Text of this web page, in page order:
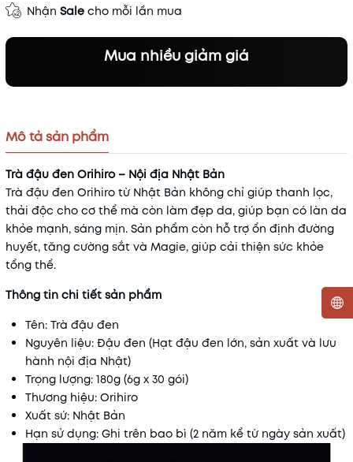
Nhận Sale cho mỗi lần mua
Mua nhiều giảm giá
Mã khuyến mãi:
Điều kiện:
Mô tả sản phẩm
Trà đậu đen Orihiro – Nội địa Nhật Bản
Trà đậu đen Orihiro từ Nhật Bản không chỉ giúp thanh lọc,
thải độc cho cơ thể mà còn làm đẹp da, giúp bạn có làn da
khỏe mạnh, sáng mịn. Sản phẩm còn hỗ trợ ổn định đường
huyết, tăng cường sắt và Magie, giúp cải thiện sức khỏe
tổng thể.
Thông tin chi tiết sản phẩm
Tên: Trà đậu đen
Nguyên liệu: Đậu đen (Hạt đậu đen lớn, sản xuất và lưu
hành nội địa Nhật)
Trọng lượng: 180g (6g x 30 gói)
Thương hiệu: Orihiro
Xuất sứ: Nhật Bản
Hạn sử dụng: Ghi trên bao bì (2 năm kể từ ngày sản xuất)